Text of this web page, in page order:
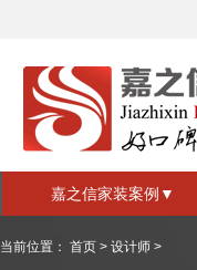
嘉之信家装案例 ▼
家装套系
当前位置： 首页 > 设计师 >